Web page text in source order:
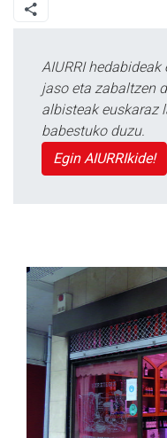
AIURRI
jaso eta zabaltzen
albisteak euskaraz
babestuko duzu.
Egin AIURRIkide!